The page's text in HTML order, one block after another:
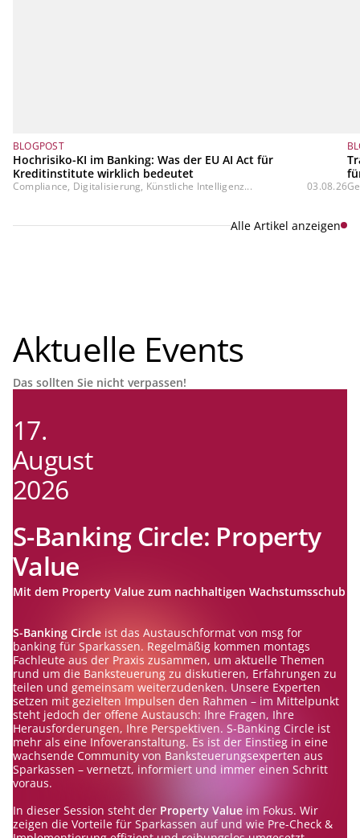
BLOGPOST
Hochrisiko-KI im Banking: Was der EU AI Act für
Kreditinstitute wirklich bedeutet
Compliance, Digitalisierung, Künstliche Intelligenz... 03.08.26
Alle Artikel anzeigen
Aktuelle Events
Das sollten Sie nicht verpassen!
17.
August
2026
S-Banking Circle: Property
Value
Mit dem Property Value zum nachhaltigen Wachstumsschub
S-Banking Circle ist das Austauschformat von msg for
banking für Sparkassen. Regelmäßig kommen montags
Fachleute aus der Praxis zusammen, um aktuelle Themen
rund um die Banksteuerung zu diskutieren, Erfahrungen zu
teilen und gemeinsam weiterzudenken. Unsere Experten
setzen mit gezielten Impulsen den Rahmen – im Mittelpunkt
steht jedoch der offene Austausch: Ihre Fragen, Ihre
Herausforderungen, Ihre Perspektiven. S-Banking Circle ist
mehr als eine Infoveranstaltung. Es ist der Einstieg in eine
wachsende Community von Banksteuerungsexperten aus
Sparkassen – vernetzt, informiert und immer einen Schritt
voraus.
In dieser Session steht der Property Value im Fokus. Wir
zeigen die Vorteile für Sparkassen auf und wie Pre-Check &